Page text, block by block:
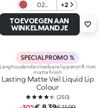
02
Moussy
Jam
+2
TOEVOEGEN AAN
WINKELMANDJE
SPECIAL PROMO %
Langhoudende vloeibare lippenstift met
matte finish
Lasting Matte Veil Liquid Lip
Colour
(250)